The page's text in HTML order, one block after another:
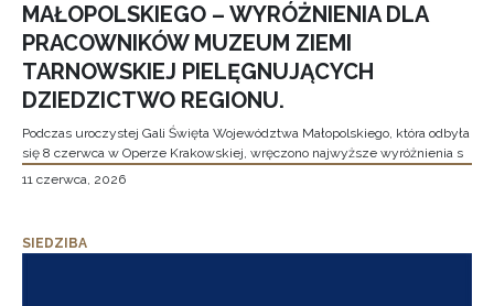
MAŁOPOLSKIEGO – WYRÓŻNIENIA DLA
PRACOWNIKÓW MUZEUM ZIEMI
TARNOWSKIEJ PIELĘGNUJĄCYCH
DZIEDZICTWO REGIONU.
Podczas uroczystej Gali Święta Województwa Małopolskiego, która odbyła
się 8 czerwca w Operze Krakowskiej, wręczono najwyższe wyróżnienia s
11 czerwca, 2026
SIEDZIBA